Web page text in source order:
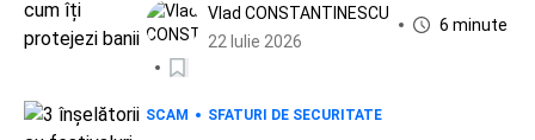
Vlad CONSTANTINESCU
22 Iulie 2026
6 minute
SCAM SFATURI DE SECURITATE